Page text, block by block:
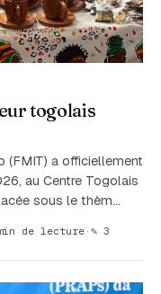
togolais
(FMIT) a officiellement
au Centre Togolais
sous le thèm…
de lecture· ✎ 3